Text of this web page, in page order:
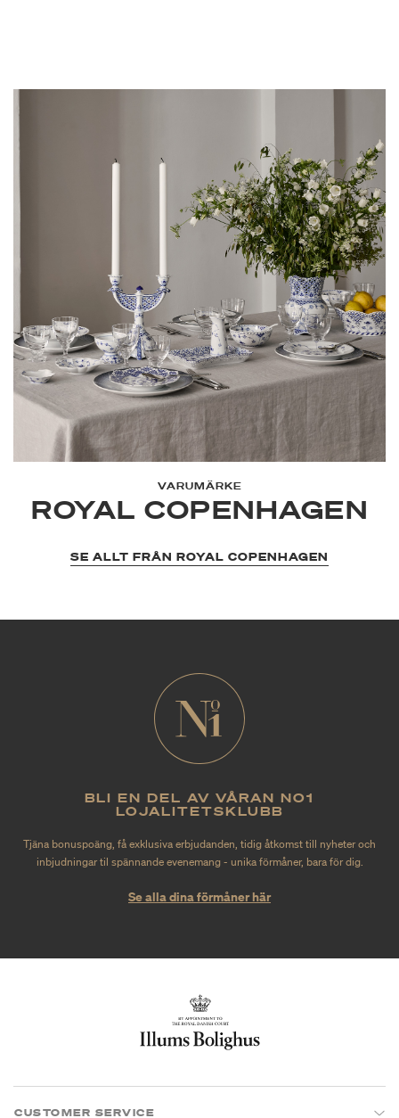
VARUMÄRKE
ROYAL COPENHAGEN
SE ALLT FRÅN ROYAL COPENHAGEN
BLI EN DEL AV VÅRAN NO1
LOJALITETSKLUBB
Tjäna bonuspoäng, få exklusiva erbjudanden, tidig åtkomst till nyheter och
inbjudningar til spännande evenemang - unika förmåner, bara för dig.
Se alla dina förmåner här
CUSTOMER SERVICE